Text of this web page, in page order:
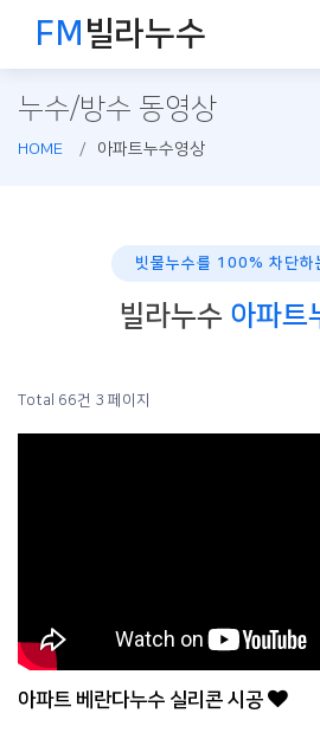
FM 빌라누수
누수/방수 동영상
HOME 아파트누수영상
빗물누수를 100% 차단하
빌라누수 아파트
Total 66건 3 페이지
아파트 베란다누수 실리콘 시공